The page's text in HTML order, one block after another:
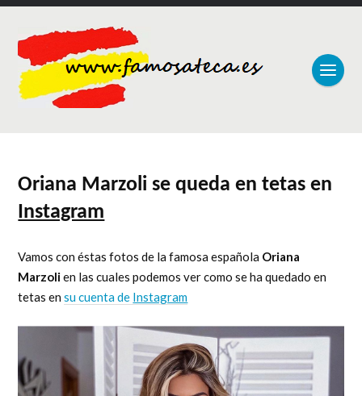
Oriana Marzoli se queda en tetas en
Instagram
Vamos con éstas fotos de la famosa española Oriana
Marzolien las cuales podemos ver como se ha quedado en
tetas ensu cuenta de Instagram